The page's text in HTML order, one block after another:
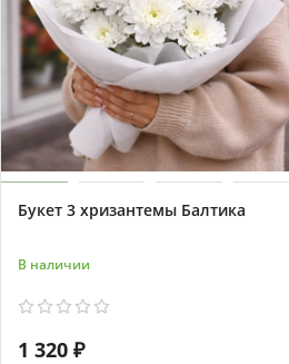
Букет 3 хризантемы Балтика
В наличии
1 320 ₽